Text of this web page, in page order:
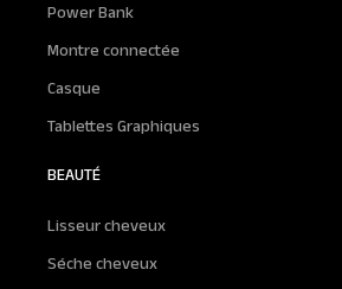
Power Bank
Montre connectée
Casque
Tablettes Graphiques
BEAUTÉ
Lisseur cheveux
Séche cheveux